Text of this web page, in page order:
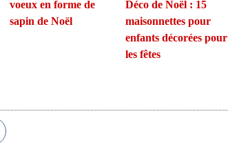
voeux en forme de
sapin de Noël
Déco de Noël : 15
maisonnettes pour
enfants décorées pour
les fêtes